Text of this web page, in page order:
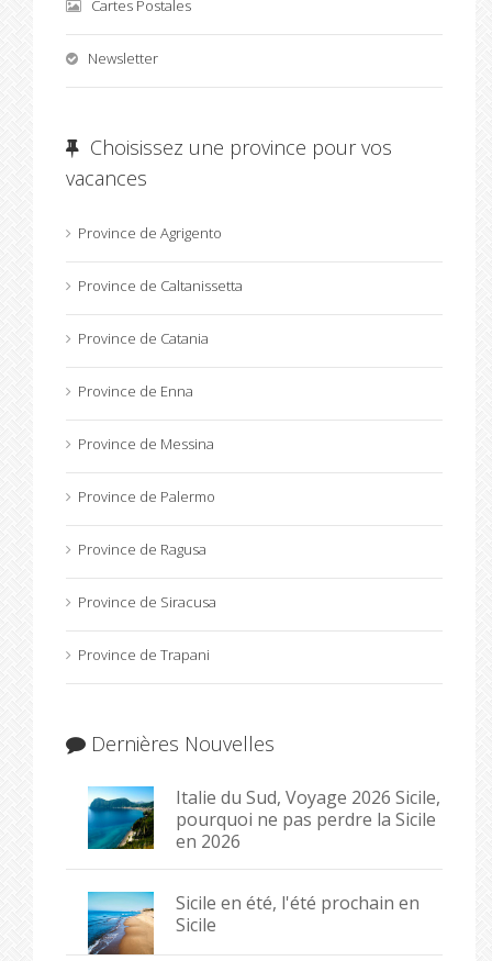
Cartes Postales
Newsletter
Choisissez une province pour vos
vacances
Province de Agrigento
Province de Caltanissetta
Province de Catania
Province de Enna
Province de Messina
Province de Palermo
Province de Ragusa
Province de Siracusa
Province de Trapani
Dernières Nouvelles
Italie du Sud, Voyage 2026 Sicile,
pourquoi ne pas perdre la Sicile
en 2026
Sicile en été, l'été prochain en
Sicile